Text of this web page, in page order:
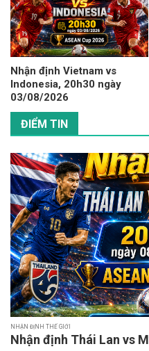
Nhận định Vietnam vs
Indonesia, 20h30 ngày
03/08/2026
ĐIỂM TIN
NHẬN ĐỊNH THẾ GIỚI
Nhận định Thái Lan vs